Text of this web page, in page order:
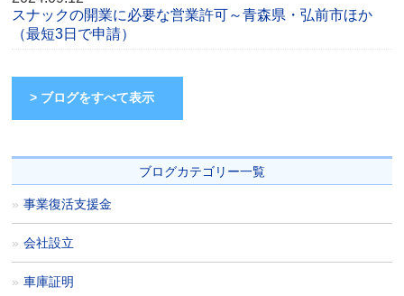
スナックの開業に必要な営業許可～青森県・弘前市ほか
（最短3日で申請）
> ブログをすべて表示
ブログカテゴリー一覧
事業復活支援金
会社設立
車庫証明